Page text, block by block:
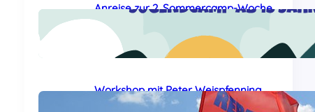
Anreise zur 2. Sommercamp-Woche
aus Baden-Württemberg
24 Juli, 2026
Workshop mit Peter Weispfenning
auf dem Sommercamp